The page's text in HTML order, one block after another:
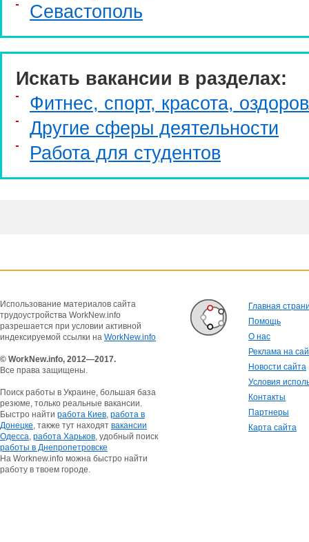
Севастополь
Искать вакансии в разделах:
Фитнес, спорт, красота,
Другие сферы деятельности
Работа для студентов
Использование материалов сайта
трудоустройства WorkNew.info
разрешается при условии активной
индексируемой ссылки на WorkNew.info
© WorkNew.info, 2012—2017.
Все права защищены.
Поиск работы в Украине, большая база
резюме, только реальные вакансии.
Быстро найти работа Киев, работа в
Донецке, также тут находят вакансии
Одесса, работа Харьков, удобный поиск
работы в Днепропетровске
На Worknew.info можна быстро найти
работу в твоем городе.
Главная
Помощь
О нас
Реклама на
Новости сайта
Условия
Контакты
Партнеры
Карта сайта